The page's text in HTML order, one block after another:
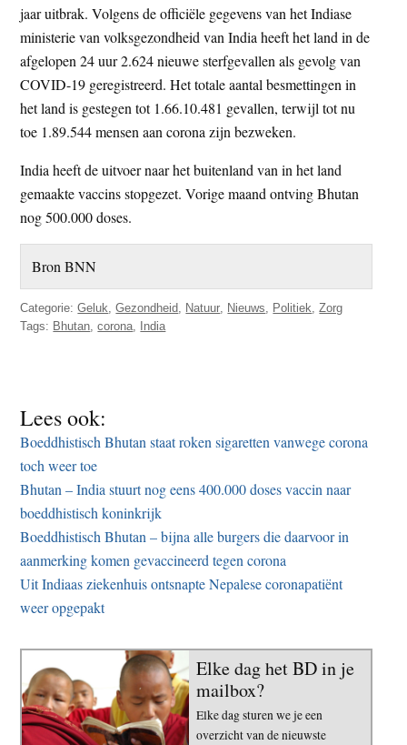
jaar uitbrak. Volgens de officiële gegevens van het Indiase
ministerie van volksgezondheid van India heeft het land in de
afgelopen 24 uur 2.624 nieuwe sterfgevallen als gevolg van
COVID-19 geregistreerd. Het totale aantal besmettingen in
het land is gestegen tot 1.66.10.481 gevallen, terwijl tot nu
toe 1.89.544 mensen aan corona zijn bezweken.
India heeft de uitvoer naar het buitenland van in het land
gemaakte vaccins stopgezet. Vorige maand ontving Bhutan
nog 500.000 doses.
Bron BNN
Categorie:Geluk,Gezondheid, Natuur, Nieuws, Politiek,Zorg
Tags: Bhutan,corona, India
Lees ook:
Boeddhistisch Bhutan staat roken sigaretten vanwege corona
toch weer toe
Bhutan – India stuurt nog eens 400.000 doses vaccin naar
boeddhistisch koninkrijk
Boeddhistisch Bhutan – bijna alle burgers die daarvoor in
aanmerking komen gevaccineerd tegen corona
Uit Indiaas ziekenhuis ontsnapte Nepalese coronapatiënt
weer opgepakt
Elke dag het BD in je
mailbox?
Elke dag sturen we je een
overzicht van de nieuwste